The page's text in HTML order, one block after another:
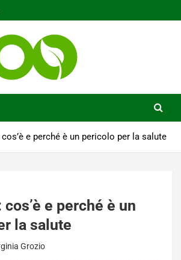
e perché è un pericolo per la salute
cos’è e perché è un
la salute
Grozio